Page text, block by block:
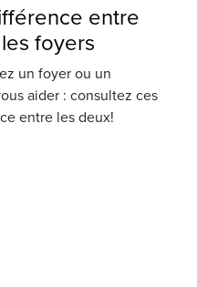
entre
foyers
un foyer ou un
aider : consultez ces
entre les deux!